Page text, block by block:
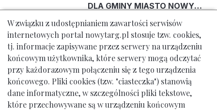
DLA GMINY MIASTO NOWY
TARG”
05.08.2026
Bartosz Mamak w Muzeum
Drukarstwa.
05.08.2026
W związku z udostępnianiem zawartości serwisów
internetowych portal nowytarg.pl stosuje tzw. cookies,
tj. informacje zapisywane przez serwery na urządzeniu
końcowym użytkownika, które serwery mogą odczytać
przy każdorazowym połączeniu się z tego urządzenia
końcowego. Pliki cookies (tzw. "ciasteczka") stanowią
dane informatyczne, w szczególności pliki tekstowe,
które przechowywane są w urządzeniu końcowym